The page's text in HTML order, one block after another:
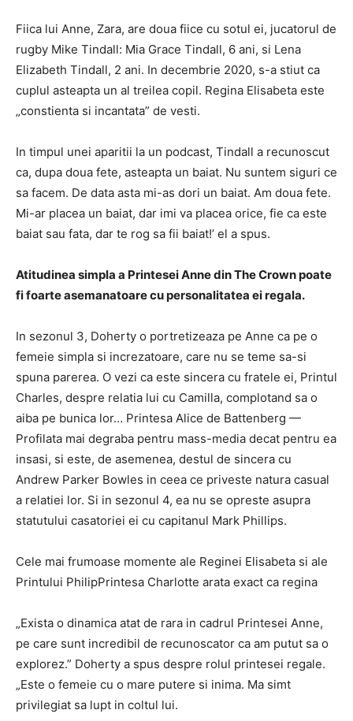
Fiica lui Anne, Zara, are doua fiice cu sotul ei, jucatorul de
rugby Mike Tindall: Mia Grace Tindall, 6 ani, si Lena
Elizabeth Tindall, 2 ani. In decembrie 2020, s-a stiut ca
cuplul asteapta un al treilea copil. Regina Elisabeta este
„constienta si incantata” de vesti.
In timpul unei aparitii la un podcast, Tindall a recunoscut
ca, dupa doua fete, asteapta un baiat. Nu suntem siguri ce
sa facem. De data asta mi-as dori un baiat. Am doua fete.
Mi-ar placea un baiat, dar imi va placea orice, fie ca este
baiat sau fata, dar te rog sa fii baiat!’ el a spus.
Atitudinea simpla a Printesei Anne din The Crown poate
fi foarte asemanatoare cu personalitatea ei regala.
In sezonul 3, Doherty o portretizeaza pe Anne ca pe o
femeie simpla si increzatoare, care nu se teme sa-si
spuna parerea. O vezi ca este sincera cu fratele ei, Printul
Charles, despre relatia lui cu Camilla, complotand sa o
aiba pe bunica lor… Printesa Alice de Battenberg —
Profilata mai degraba pentru mass-media decat pentru ea
insasi, si este, de asemenea, destul de sincera cu
Andrew Parker Bowles in ceea ce priveste natura casual
a relatiei lor. Si in sezonul 4, ea nu se opreste asupra
statutului casatoriei ei cu capitanul Mark Phillips.
Cele mai frumoase momente ale Reginei Elisabeta si ale
Printului PhilipPrintesa Charlotte arata exact ca regina
„Exista o dinamica atat de rara in cadrul Printesei Anne,
pe care sunt incredibil de recunoscator ca am putut sa o
explorez.” Doherty a spus despre rolul printesei regale.
„Este o femeie cu o mare putere si inima. Ma simt
privilegiat sa lupt in coltul lui.